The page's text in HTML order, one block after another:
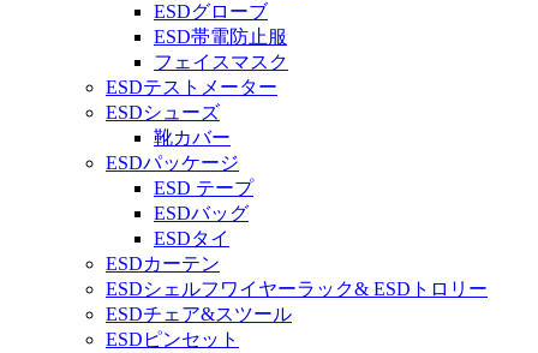
ESDグローブ
ESD帯電防止服
フェイスマスク
ESDテストメーター
ESDシューズ
靴カバー
ESDパッケージ
ESD テープ
ESDバッグ
ESDタイ
ESDカーテン
ESDシェルフワイヤーラック& ESDトロリー
ESDチェア&スツール
ESDピンセット